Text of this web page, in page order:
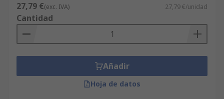
27,79 €(exc. IVA) 27,79 €/unidad
Cantidad
Añadir
Hoja de datos